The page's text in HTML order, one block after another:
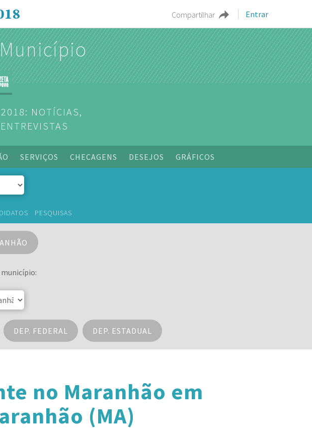
Compartilhar Entrar
NOTÍCIAS,
SERVIÇOS CHECAGENS DESEJOS GRÁFICOS
PESQUISAS
DEP. FEDERAL DEP. ESTADUAL
no Maranhão em
(MA)